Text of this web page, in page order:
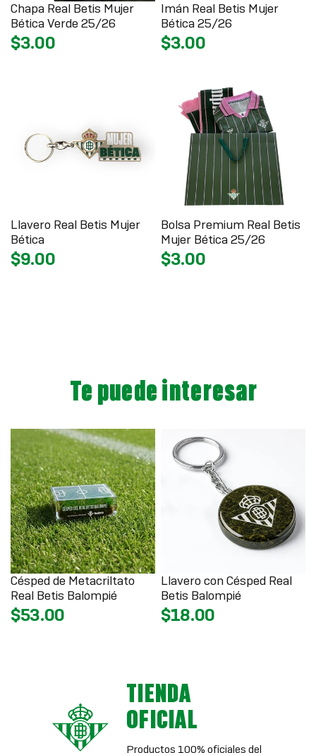
Chapa Real Betis Mujer
Bética Verde 25/26
$3.00
Imán Real Betis Mujer
Bética 25/26
$3.00
Llavero Real Betis Mujer
Bética
$9.00
Bolsa Premium Real Betis
Mujer Bética 25/26
$3.00
Te puede interesar
Césped de Metacriltato
Real Betis Balompié
$53.00
Llavero con Césped Real
Betis Balompié
$18.00
TIENDA
OFICIAL
Productos 100% oficiales del